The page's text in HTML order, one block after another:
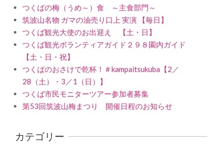
つくばの梅（うめ～）食 ～主食部門～
筑波山名物 ガマの油売り口上 実演 【毎日】
つくば観光大使のお出迎え 【土・日】
つくば観光ボランティアガイド２９８園内ガイド
【土・日・祝】
つくばのおさけで乾杯！＃kampaitsukuba【2／
28（土）・3／1（日）】
つくば市民モニターツアー参加者募集
第53回筑波山梅まつり 開催日程のお知らせ
カテゴリー